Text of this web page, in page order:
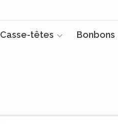
Casse-têtes Bonbons